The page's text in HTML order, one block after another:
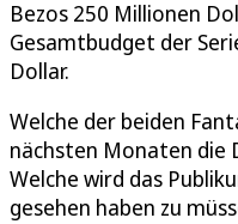
Bezos 250 Millionen
Gesamtbudget der
Dollar.
Welche der beiden
nächsten Monaten die
Welche wird das
gesehen haben zu